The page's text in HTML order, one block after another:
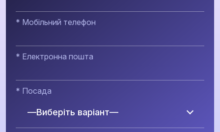
* Мобільний телефон
* Електронна пошта
* Посада
—Виберіть варіант—